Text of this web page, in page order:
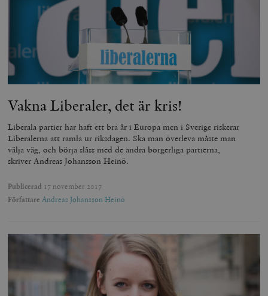
Vakna Liberaler, det är kris!
Liberala partier har haft ett bra år i Europa men i Sverige riskerar
Liberalerna att ramla ur riksdagen. Ska man överleva måste man
välja väg, och börja slåss med de andra borgerliga partierna,
skriver Andreas Johansson Heinö.
Publicerad 17 november 2017
Författare Andreas Johansson Heinö